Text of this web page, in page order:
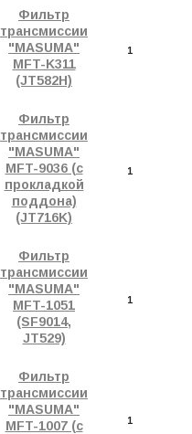
Фильтр
трансмиссии
"MASUMA"
MFT-K311
(JT582H)
1
Фильтр
трансмиссии
"MASUMA"
MFT-9036 (с
прокладкой
поддона)
(JT716K)
1
Фильтр
трансмиссии
"MASUMA"
MFT-1051
(SF9014,
JT529)
1
Фильтр
трансмиссии
"MASUMA"
MFT-1007 (с
1